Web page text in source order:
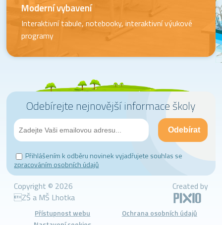
Moderní vybavení
Interaktivní tabule, notebooky, interaktivní výukové
programy
Odebírejte nejnovější informace školy
Přihlášením k odběru novinek vyjadřujete souhlas se
zpracováním osobních údajů
Copyright © 2026
ZŠ a MŠ Lhotka
Created by
Přístupnost webu
Ochrana osobních údajů